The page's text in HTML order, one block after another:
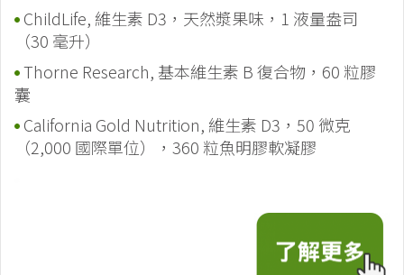
ChildLife, 維生素 D3，天然漿果味，1 液量盎司
（30 毫升）
Thorne Research, 基本維生素 B 復合物，60 粒膠
囊
California Gold Nutrition, 維生素 D3，50 微克
（2,000 國際單位），360 粒魚明膠軟凝膠